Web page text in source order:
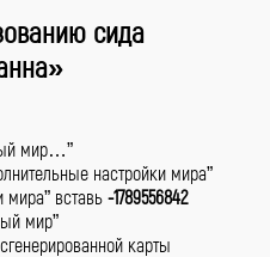
сида
мир…”
настройки мира”
мира” вставь -1789556842
мир”
карты